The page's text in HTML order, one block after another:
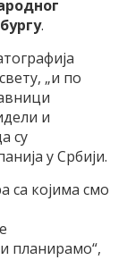
.
„и по
и
су
у Србији.
са којима смо
планирамо“,